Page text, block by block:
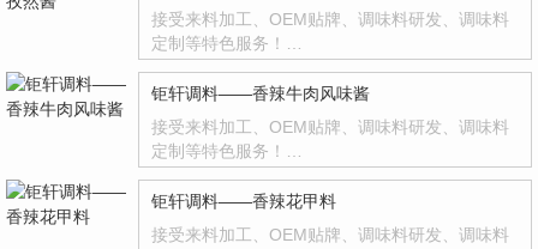
接受来料加工、OEM贴牌、调味料研发、调味料
定制等特色服务！…
钜轩调料——香辣牛肉风味酱
接受来料加工、OEM贴牌、调味料研发、调味料
定制等特色服务！…
钜轩调料——香辣花甲料
接受来料加工、OEM贴牌、调味料研发、调味料